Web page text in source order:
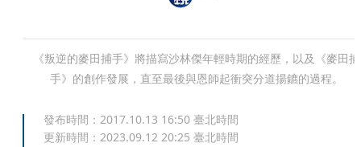
《叛逆的麥田捕手》將描寫沙林傑年輕時期的經歷，以及《麥田捕
手》的創作發展，直至最後與恩師起衝突分道揚鑣的過程。
發布時間： 2017.10.13 16:50 臺北時間
更新時間： 2023.09.12 20:25 臺北時間